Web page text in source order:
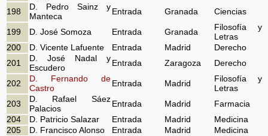
198
D. Pedro Sainz y
Manteca
Entrada Granada Ciencias
199 D. José Somoza Entrada Granada
Filosofía y
Letras
200
D. Vicente Lafuente Entrada Madrid
Derecho
201
D. José Nadal y
Escudero
Entrada Zaragoza Derecho
202
D. Fernando de
Castro
Entrada Madrid
Filosofía y
Letras
203
D. Rafael Sáez
Palacios
Entrada Madrid
Farmacia
204
D. Patricio Salazar Entrada Madrid
Medicina
205
D. Francisco Alonso Entrada Madrid
Medicina